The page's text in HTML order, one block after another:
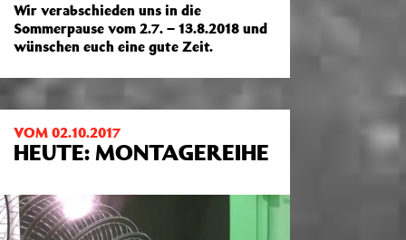
Wir verabschieden uns in die
Sommerpause vom 2.7. – 13.8.2018 und
wünschen euch eine gute Zeit.
VOM 02.10.2017
HEUTE: MONTAGEREIHE